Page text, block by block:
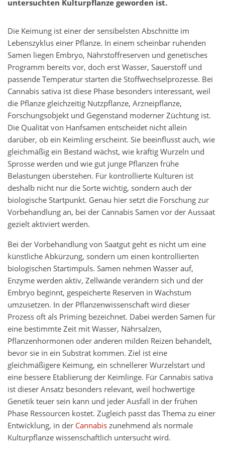
untersuchten Kulturpflanze geworden ist.
Die Keimung ist einer der sensibelsten Abschnitte im
Lebenszyklus einer Pflanze. In einem scheinbar ruhenden
Samen liegen Embryo, Nährstoffreserven und genetisches
Programm bereits vor, doch erst Wasser, Sauerstoff und
passende Temperatur starten die Stoffwechselprozesse. Bei
Cannabis sativa ist diese Phase besonders interessant, weil
die Pflanze gleichzeitig Nutzpflanze, Arzneipflanze,
Forschungsobjekt und Gegenstand moderner Züchtung ist.
Die Qualität von Hanfsamen entscheidet nicht allein
darüber, ob ein Keimling erscheint. Sie beeinflusst auch, wie
gleichmäßig ein Bestand wächst, wie kräftig Wurzeln und
Sprosse werden und wie gut junge Pflanzen frühe
Belastungen überstehen. Für kontrollierte Kulturen ist
deshalb nicht nur die Sorte wichtig, sondern auch der
biologische Startpunkt. Genau hier setzt die Forschung zur
Vorbehandlung an, bei der Cannabis Samen vor der Aussaat
gezielt aktiviert werden.
Bei der Vorbehandlung von Saatgut geht es nicht um eine
künstliche Abkürzung, sondern um einen kontrollierten
biologischen Startimpuls. Samen nehmen Wasser auf,
Enzyme werden aktiv, Zellwände verändern sich und der
Embryo beginnt, gespeicherte Reserven in Wachstum
umzusetzen. In der Pflanzenwissenschaft wird dieser
Prozess oft als Priming bezeichnet. Dabei werden Samen für
eine bestimmte Zeit mit Wasser, Nährsalzen,
Pflanzenhormonen oder anderen milden Reizen behandelt,
bevor sie in ein Substrat kommen. Ziel ist eine
gleichmäßigere Keimung, ein schnellerer Wurzelstart und
eine bessere Etablierung der Keimlinge. Für Cannabis sativa
ist dieser Ansatz besonders relevant, weil hochwertige
Genetik teuer sein kann und jeder Ausfall in der frühen
Phase Ressourcen kostet. Zugleich passt das Thema zu einer
Entwicklung, in der Cannabiszunehmend als normale
Kulturpflanze wissenschaftlich untersucht wird.